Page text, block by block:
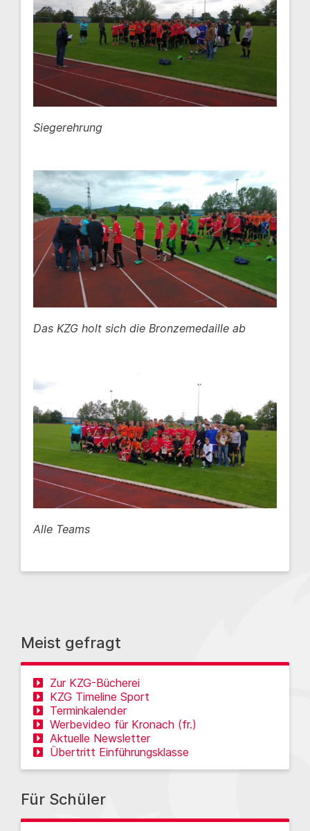
Siegerehrung
Das KZG holt sich die Bronzemedaille ab
Alle Teams
Meist gefragt
Zur KZG-Bücherei
KZG Timeline Sport
Terminkalender
Werbevideo für Kronach (fr.)
Aktuelle Newsletter
Übertritt Einführungsklasse
Für Schüler